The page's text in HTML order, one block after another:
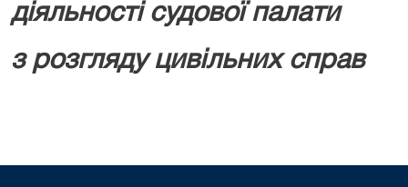
діяльності судової палати
з розгляду цивільних справ